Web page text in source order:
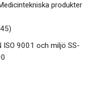
produkter
9001 och miljö SS-